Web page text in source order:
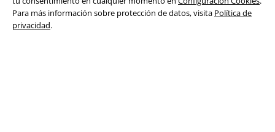
Para más información sobre protección de datos, visita Política de
privacidad.
Información sobre accesibilidad